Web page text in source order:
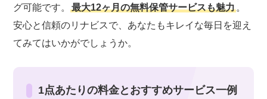
グ可能です。最大12ヶ月の無料保管サービスも魅力 。
安心と信頼のリナビスで、あなたもキレイな毎日を迎え
てみてはいかがでしょうか。
1点あたりの料金とおすすめサービス一例